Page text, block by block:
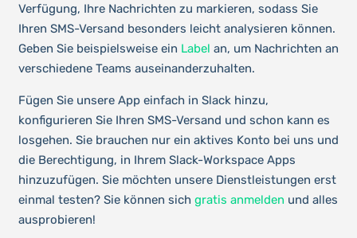
Verfügung, Ihre Nachrichten zu markieren, sodass Sie
Ihren SMS-Versand besonders leicht analysieren können.
Geben Sie beispielsweise ein Label an, um Nachrichten an
verschiedene Teams auseinanderzuhalten.
Fügen Sie unsere App einfach in Slack hinzu,
konfigurieren Sie Ihren SMS-Versand und schon kann es
losgehen. Sie brauchen nur ein aktives Konto bei uns und
die Berechtigung, in Ihrem Slack-Workspace Apps
hinzuzufügen. Sie möchten unsere Dienstleistungen erst
einmal testen? Sie können sich gratis anmelden und alles
ausprobieren!